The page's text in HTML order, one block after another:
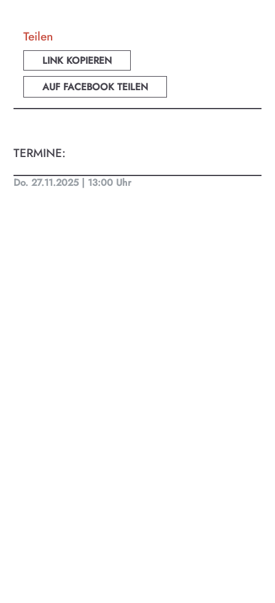
Teilen
LINK KOPIEREN
AUF FACEBOOK TEILEN
TERMINE:
Do. 27.11.2025 | 13:00 Uhr
Finde täglich bis zu 50 Veranstaltungen in Stadt
und Land Salzburg. Ob Kino, Theater, Literatur
oder Musik bei uns findest du Kultur-Programm
für Menschen von 0-99.